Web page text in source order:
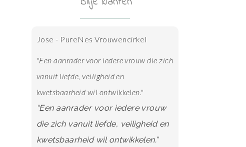
Jose - PureNes Vrouwencirkel
"Een aanrader voor iedere vrouw die zich
vanuit liefde, veiligheid en
kwetsbaarheid wil ontwikkelen."
“Een aanrader voor iedere vrouw
die zich vanuit liefde, veiligheid en
kwetsbaarheid wil ontwikkelen.”